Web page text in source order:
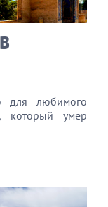
для любимого
который умер